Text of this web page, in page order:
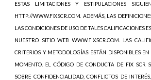
ESTAS LIMITACIONES Y ESTIPULACIONES
HTTP://WWW.FIXSCR.COM. ADEMÁS, LAS
LAS CONDICIONES DE USO DE TALES CALIFICACIONES
NUESTRO SITIO WEB WWW.FIXSCR.COM. LAS
CRITERIOS Y METODOLOGÍAS ESTÁN DISPONIBLES
MOMENTO. EL CÓDIGO DE CONDUCTA DE FIX SCR
SOBRE CONFIDENCIALIDAD, CONFLICTOS DE